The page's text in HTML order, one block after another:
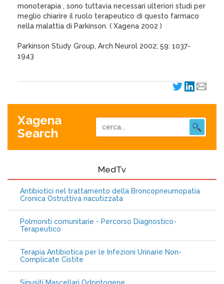
monoterapia , sono tuttavia necessari ulteriori studi per
meglio chiarire il ruolo terapeutico di questo farmaco
nella malattia di Parkinson. ( Xagena 2002 )
Parkinson Study Group, Arch Neurol 2002; 59: 1037-
1943
Xagena
Search
MedTv
Antibiotici nel trattamento della Broncopneumopatia
Cronica Ostruttiva riacutizzata
Polmoniti comunitarie - Percorso Diagnostico-
Terapeutico
Terapia Antibiotica per le Infezioni Urinarie Non-
Complicate Cistite